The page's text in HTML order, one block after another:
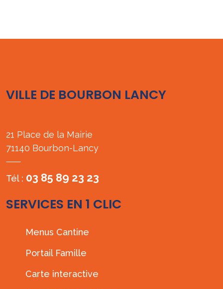
VILLE DE BOURBON LANCY
21 Place de la Mairie
71140 Bourbon-Lancy
Tél : 03 85 89 23 23
SERVICES EN 1 CLIC
Menus Cantine
Portail Famille
Carte interactive